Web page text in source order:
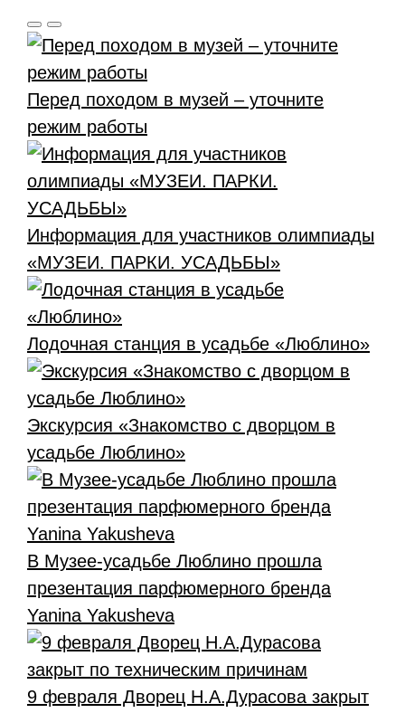
Перед походом в музей – уточните
режим работы
Информация для участников олимпиады
«МУЗЕИ. ПАРКИ. УСАДЬБЫ»
Лодочная станция в усадьбе «Люблино»
Экскурсия «Знакомство с дворцом в
усадьбе Люблино»
В Музее-усадьбе Люблино прошла
презентация парфюмерного бренда
Yanina Yakusheva
9 февраля Дворец Н.А.Дурасова закрыт